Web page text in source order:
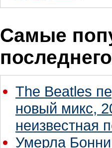
Самые
The Beatles
новый микс,
неизвестная
Умерла